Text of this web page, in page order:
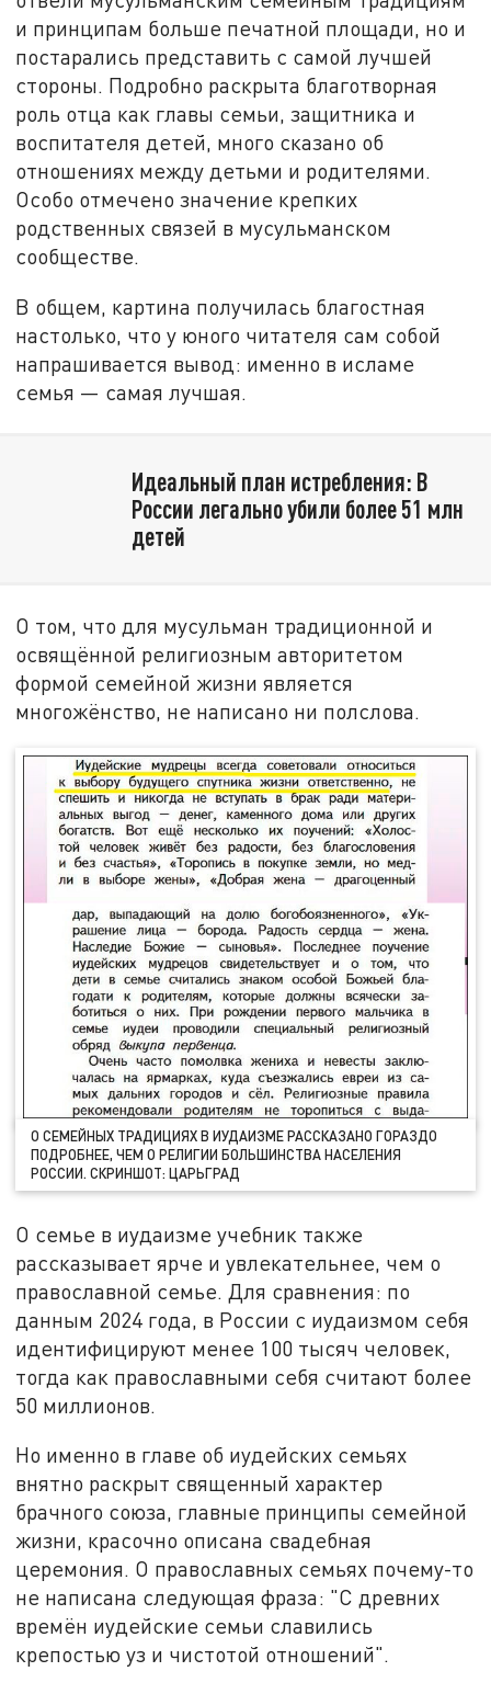
и принципам больше печатной площади, но и
постарались представить с самой лучшей
стороны. Подробно раскрыта благотворная
роль отца как главы семьи, защитника и
воспитателя детей, много сказано об
отношениях между детьми и родителями.
Особо отмечено значение крепких
родственных связей в мусульманском
сообществе.
В общем, картина получилась благостная
настолько, что у юного читателя сам собой
напрашивается вывод: именно в исламе
семья — самая лучшая.
Идеальный план истребления: В
России легально убили более 51 млн
детей
О том, что для мусульман традиционной и
освящённой религиозным авторитетом
формой семейной жизни является
многожёнство, не написано ни полслова.
О СЕМЕЙНЫХ ТРАДИЦИЯХ В ИУДАИЗМЕ РАССКАЗАНО ГОРАЗДО
ПОДРОБНЕЕ, ЧЕМ О РЕЛИГИИ БОЛЬШИНСТВА НАСЕЛЕНИЯ
РОССИИ. СКРИНШОТ: ЦАРЬГРАД
О семье в иудаизме учебник также
рассказывает ярче и увлекательнее, чем о
православной семье. Для сравнения: по
данным 2024 года, в России с иудаизмом себя
идентифицируют менее 100 тысяч человек,
тогда как православными себя считают более
50 миллионов.
Но именно в главе об иудейских семьях
внятно раскрыт священный характер
брачного союза, главные принципы семейной
жизни, красочно описана свадебная
церемония. О православных семьях почему-то
не написана следующая фраза: "С древних
времён иудейские семьи славились
крепостью уз и чистотой отношений".